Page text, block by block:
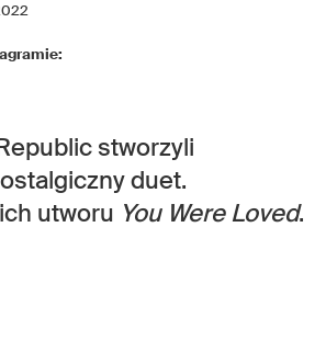
stworzyli
duet.
utworu You Were Loved.